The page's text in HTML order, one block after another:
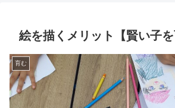
絵を描くメリット【賢い子を
育む